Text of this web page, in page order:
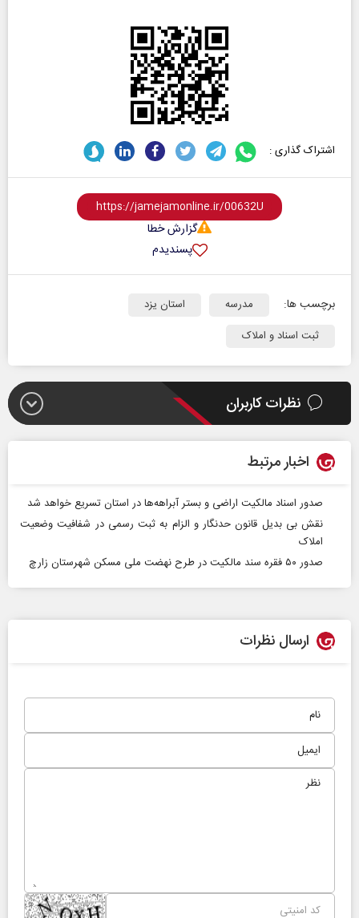
اشتراک گذاری :
گزارش خطا
پسندیدم
برچسب ها: مدرسه
استان یزد
ثبت اسناد و املاک
نظرات کاربران
اخبار مرتبط
صدور اسناد مالکیت اراضی و بستر آبراهه‌ها در استان تسریع خواهد شد
نقش بی بدیل قانون حدنگار و الزام به ثبت رسمی در شفافیت وضعیت
املاک
صدور ۵۰ فقره سند مالکیت در طرح نهضت ملی مسکن شهرستان زارچ
ارسال نظرات